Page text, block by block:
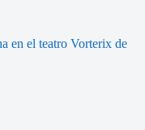
en el teatro Vorterix de